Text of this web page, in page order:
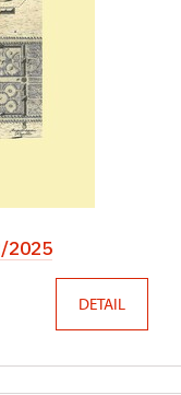
2025
DETAIL